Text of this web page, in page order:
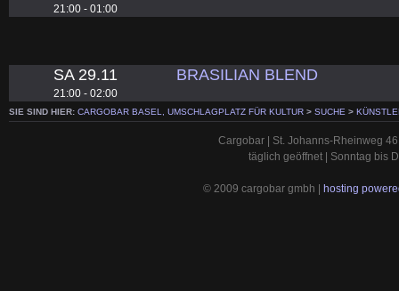
21:00 - 01:00
SA 29.11
21:00 - 02:00
BRASILIAN BLEND
SIE SIND HIER: CARGOBAR BASEL, UMSCHLAGPLATZ FÜR KULTUR > SUCHE >
Cargobar | St. Johanns-Rheinweg
täglich geöffnet | Sonntag bis
© 2009 cargobar gmbh | hosting